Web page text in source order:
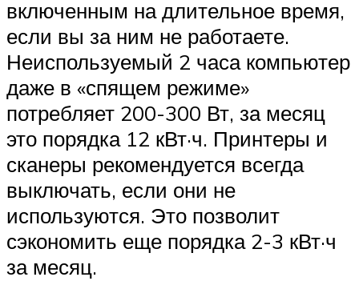
включенным на длительное время,
если вы за ним не работаете.
Неиспользуемый 2 часа компьютер
даже в «спящем режиме»
потребляет 200-300 Вт, за месяц
это порядка 12 кВт·ч. Принтеры и
сканеры рекомендуется всегда
выключать, если они не
используются. Это позволит
сэкономить еще порядка 2-3 кВт·ч
за месяц.